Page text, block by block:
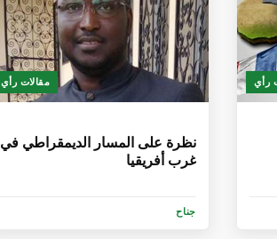
مقالات رأي
نظرة على المسار الديمقراطي في
غرب أفريقيا
جناح
رأي